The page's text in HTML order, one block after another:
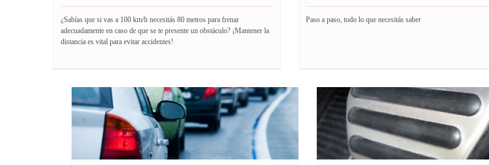
¿Sabías que si vas a 100 km/h necesitás 80 metros para frenar
adecuadamente en caso de que se te presente un obstáculo? ¡Mantener la
distancia es vital para evitar accidentes!
Paso a paso, todo lo que necesitás saber